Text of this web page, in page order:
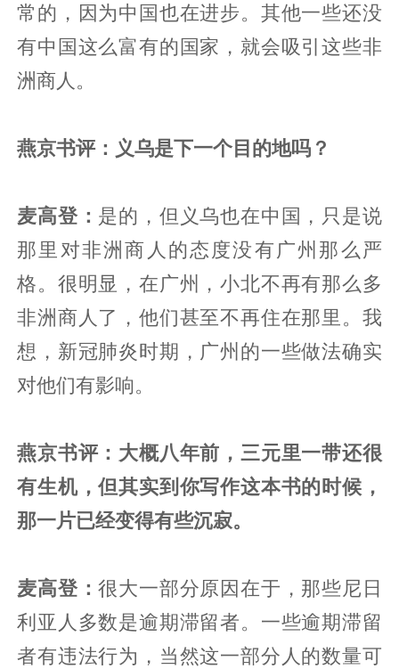
常的，因为中国也在进步。其他一些还没
有中国这么富有的国家，就会吸引这些非
洲商人。
燕京书评：义乌是下一个目的地吗？
麦高登： 是的，但义乌也在中国，只是说
那里对非洲商人的态度没有广州那么严
格。很明显，在广州，小北不再有那么多
非洲商人了，他们甚至不再住在那里。我
想，新冠肺炎时期，广州的一些做法确实
对他们有影响。
燕京书评：大概八年前，三元里一带还很
有生机，但其实到你写作这本书的时候，
那一片已经变得有些沉寂。
麦高登：很大一部分原因在于，那些尼日
利亚人多数是逾期滞留者。一些逾期滞留
者有违法行为，当然这一部分人的数量可